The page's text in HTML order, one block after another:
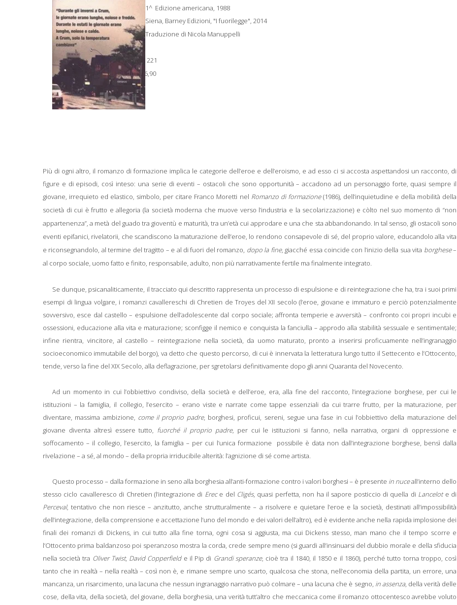
1^ Edizione americana, 1988
Siena, Barney Edizioni, "I fuorilegge", 2014
Traduzione di Nicola Manuppelli
pp. 221
€ 16,90
Più di ogni altro, il romanzo di formazione implica le categorie dell’eroe e dell’eroismo, e ad esso ci si accosta aspettandosi un racconto, di
figure e di episodi, così inteso: una serie di eventi – ostacoli che sono opportunità – accadono ad un personaggio forte, quasi sempre il
giovane, irrequieto ed elastico, simbolo, per citare Franco Moretti nel Romanzo di formazione(1986), dell’inquietudine e della mobilità della
società di cui è frutto e allegoria (la società moderna che muove verso l’industria e la secolarizzazione) e còlto nel suo momento di “non
appartenenza”, a metà del guado tra gioventù e maturità, tra un’età cui approdare e una che sta abbandonando. In tal senso, gli ostacoli sono
eventi epifanici, rivelatorii, che scandiscono la maturazione dell’eroe, lo rendono consapevole di sé, del proprio valore, educandolo alla vita
e riconsegnandolo, al termine del tragitto – e al di fuori del romanzo, dopo la fine, giacché essa coincide con l’inizio della sua vita borghese–
al corpo sociale, uomo fatto e finito, responsabile, adulto, non più narrativamente fertile ma finalmente integrato.
Se dunque, psicanaliticamente, il tracciato qui descritto rappresenta un processo di espulsione e di reintegrazione che ha, tra i suoi primi
esempi di lingua volgare, i romanzi cavallereschi di Chretien de Troyes del XII secolo (l’eroe, giovane e immaturo e perciò potenzialmente
sovversivo, esce dal castello – espulsione dell’adolescente dal corpo sociale; affronta temperie e avversità – confronto coi propri incubi e
ossessioni, educazione alla vita e maturazione; sconfigge il nemico e conquista la fanciulla – approdo alla stabilità sessuale e sentimentale;
infine rientra, vincitore, al castello – reintegrazione nella società, da uomo maturato, pronto a inserirsi proficuamente nell’ingranaggio
socioeconomico immutabile del borgo), va detto che questo percorso, di cui è innervata la letteratura lungo tutto il Settecento e l’Ottocento,
tende, verso la fine del XIX Secolo, alla deflagrazione, per sgretolarsi definitivamente dopo gli anni Quaranta del Novecento.
Ad un momento in cui l’obbiettivo condiviso, della società e dell’eroe, era, alla fine del racconto, l’integrazione borghese, per cui le
istituzioni – la famiglia, il collegio, l’esercito – erano viste e narrate come tappe essenziali da cui trarre frutto, per la maturazione, per
diventare, massima ambizione, come il proprio padre, borghesi, proficui, sereni, segue una fase in cui l’obbiettivo della maturazione del
giovane diventa altresì essere tutto, fuorché il proprio padre, per cui le istituzioni si fanno, nella narrativa, organi di oppressione e
soffocamento – il collegio, l’esercito, la famiglia – per cui l’unica formazione possibile è data non dall’integrazione borghese, bensì dalla
rivelazione – a sé, al mondo – della propria irriducibile alterità: l’agnizione di sé come artista.
Questo processo – dalla formazione in seno alla borghesia all’anti-formazione contro i valori borghesi – è presente in nuceall’interno dello
stesso ciclo cavalleresco di Chretien (l’integrazione di Erece del Cligés, quasi perfetta, non ha il sapore posticcio di quella di Lancelote di
Perceval, tentativo che non riesce – anzitutto, anche strutturalmente – a risolvere e quietare l’eroe e la società, destinati all’impossibilità
dell’integrazione, della comprensione e accettazione l’uno del mondo e dei valori dell’altro), ed è evidente anche nella rapida implosione dei
finali dei romanzi di Dickens, in cui tutto alla fine torna, ogni cosa si aggiusta, ma cui Dickens stesso, man mano che il tempo scorre e
l’Ottocento prima baldanzoso poi speranzoso mostra la corda, crede sempre meno (si guardi all’insinuarsi del dubbio morale e della sfiducia
nella società tra Oliver Twist, David Copperfielde il Pip di Grandi speranze, cioè tra il 1840, il 1850 e il 1860), perché tutto torna troppo, così
tanto che in realtà – nella realtà – così non è, e rimane sempre uno scarto, qualcosa che stona, nell’economia della partita, un errore, una
mancanza, un risarcimento, una lacuna che nessun ingranaggio narrativo può colmare – una lacuna che è segno, in assenza, della verità delle
cose, della vita, della società, del giovane, della borghesia, una verità tutt’altro che meccanica come il romanzo ottocentesco avrebbe voluto